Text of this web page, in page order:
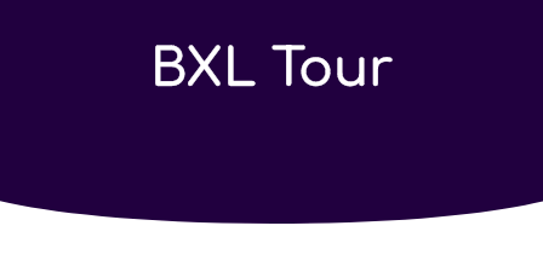
BXL Tour